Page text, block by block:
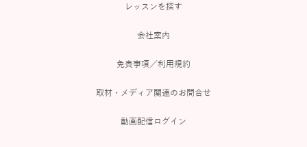
レッスンを探す
会社案内
免責事項／利用規約
取材・メディア関連のお問合せ
動画配信ログイン